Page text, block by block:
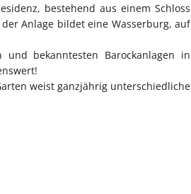
bestehend aus einem Schloss
Anlage bildet eine Wasserburg, auf
bekanntesten Barockanlagen in
weist ganzjährig unterschiedliche